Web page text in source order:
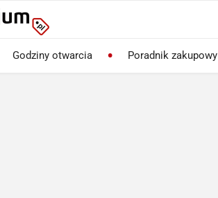
Godziny otwarcia Poradnik zakupowy